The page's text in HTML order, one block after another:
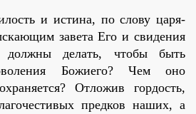
и истина, по слову царя-
завета Его и свидения
делать, чтобы быть
Божиего? Чем оно
Отложив гордость,
предков наших, а